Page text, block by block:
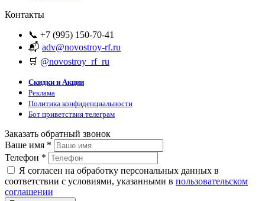
Контакты
📞 +7 (995) 150-70-41
📬 adv@novostroy-rf.ru
🛒 @novostroy_rf_ru
Скидки и Акции
Реклама
Политика конфиденциальности
Бот приветствия телеграм
Заказать обратный звонок
Ваше имя *
Телефон *
Я согласен на обработку персональных данных в
соответствии с условиями, указанными в пользовательском
соглашении